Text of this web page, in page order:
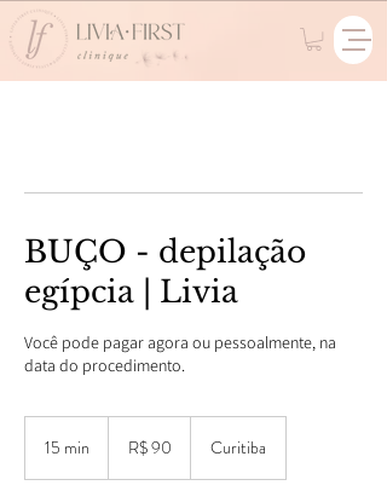
BUÇO - depilação
egípcia | Livia
Você pode pagar agora ou pessoalmente, na
data do procedimento.
15 min
brasileiros
R$ 90 Curitiba